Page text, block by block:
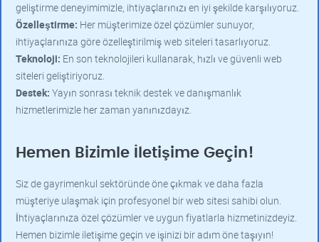
geliştirme deneyimimizle, ihtiyaçlarınızı en iyi şekilde karşılıyoruz.
Özelleştirme: Her müşterimize özel çözümler sunuyor,
ihtiyaçlarınıza göre özelleştirilmiş web siteleri tasarlıyoruz.
Teknoloji: En son teknolojileri kullanarak, hızlı ve güvenli web
siteleri geliştiriyoruz.
Destek: Yayın sonrası teknik destek ve danışmanlık
hizmetlerimizle her zaman yanınızdayız.
Hemen Bizimle İletişime Geçin!
Siz de gayrimenkul sektöründe öne çıkmak ve daha fazla
müşteriye ulaşmak için profesyonel bir web sitesi sahibi olun.
İhtiyaçlarınıza özel çözümler ve uygun fiyatlarla hizmetinizdeyiz.
Hemen bizimle iletişime geçin ve işinizi bir adım öne taşıyın!